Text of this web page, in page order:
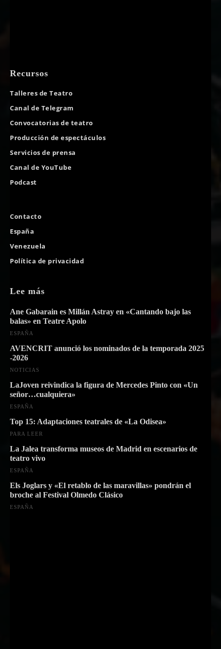
Recursos
Talleres de Teatro
Canal de Telegram
Convocatorias de teatro
Producción de espectáculos
Servicios de prensa
Canal de YouTube
Podcast
Contacto
España
Venezuela
Política de privacidad
Lee más
Ane Gabarain es Millán Astray en «Cantando bajo las
balas» en Teatre Apolo
ESPAÑA
AVENCRIT anunció los nominados de la temporada 2025
-2026
NOTICIAS
LaJoven reivindica la figura de Mercedes Pinto con «Un
señor…cualquiera»
ESPAÑA
Top 15: Adaptaciones teatrales de «La Odisea»
PARA LEER
La Jalea transforma museos de Madrid en escenarios de
teatro vivo
ESPAÑA
Els Joglars y «El retablo de las maravillas» pondrán el
broche al Festival Olmedo Clásico
ESPAÑA